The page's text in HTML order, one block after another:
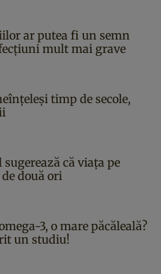
ar putea fi un semn
mult mai grave
timp de secole,
că viața pe
două ori
3, o mare păcăleală?
un studiu!